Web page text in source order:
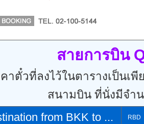
สายการบิน
าตั๋วที่ลงไว้ในตารางเป็นเ
สนามบิน ที่นั่งมีจำ
from BKK to ...
RBD